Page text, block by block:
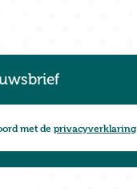
met deprivacyverklaring